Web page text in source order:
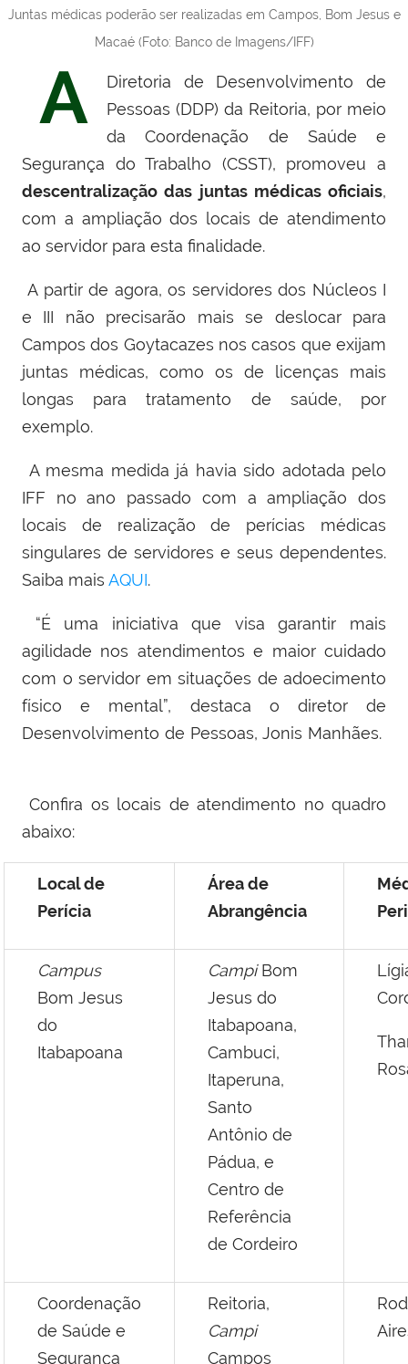
Juntas médicas poderão ser realizadas em Campos, Bom Jesus e
Macaé (Foto: Banco de Imagens/IFF)
A
Diretoria de Desenvolvimento de
Pessoas (DDP) da Reitoria, por meio
da Coordenação de Saúde e
Segurança do Trabalho (CSST), promoveu a
descentralização das juntas médicas oficiais,
com a ampliação dos locais de atendimento
ao servidor para esta finalidade.
A partir de agora, os servidores dos Núcleos I
e III não precisarão mais se deslocar para
Campos dos Goytacazes nos casos que exijam
juntas médicas, como os de licenças mais
longas para tratamento de saúde, por
exemplo.
A mesma medida já havia sido adotada pelo
IFF no ano passado com a ampliação dos
locais de realização de perícias médicas
singulares de servidores e seus dependentes.
Saiba mais AQUI.
“É uma iniciativa que visa garantir mais
agilidade nos atendimentos e maior cuidado
com o servidor em situações de adoecimento
físico e mental”, destaca o diretor de
Desenvolvimento de Pessoas, Jonis Manhães.
Confira os locais de atendimento no quadro
abaixo:
Local de
Perícia
Área de
Abrangência
Campus
Bom Jesus
do
Itabapoana
CampiBom
Jesus do
Itabapoana,
Cambuci,
Itaperuna,
Santo
Antônio de
Pádua, e
Centro de
Referência
de Cordeiro
Coordenação
de Saúde e
Segurança
Reitoria,
Campi
Campos